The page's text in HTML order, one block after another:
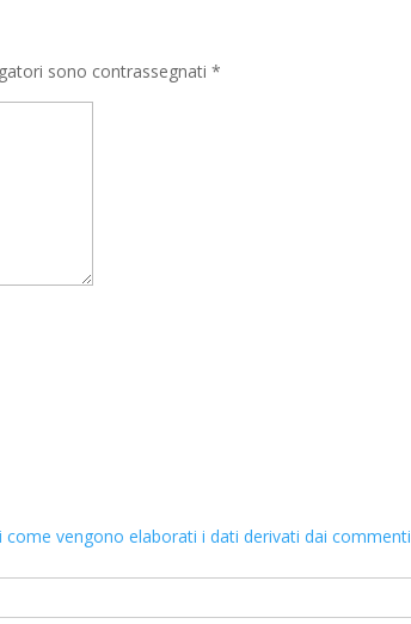
sono contrassegnati*
come vengono elaborati i dati derivati dai commenti